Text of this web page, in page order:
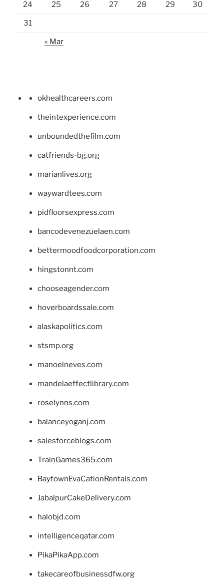
24 25 26 27 28 29 30
31
« Mar
okhealthcareers.com
theintexperience.com
unboundedthefilm.com
catfriends-bg.org
marianlives.org
waywardtees.com
pidfloorsexpress.com
bancodevenezuelaen.com
bettermoodfoodcorporation.com
hingstonnt.com
chooseagender.com
hoverboardssale.com
alaskapolitics.com
stsmp.org
manoelneves.com
mandelaeffectlibrary.com
roselynns.com
balanceyoganj.com
salesforceblogs.com
TrainGames365.com
BaytownEvaCationRentals.com
JabalpurCakeDelivery.com
halobjd.com
intelligenceqatar.com
PikaPikaApp.com
takecareofbusinessdfw.org